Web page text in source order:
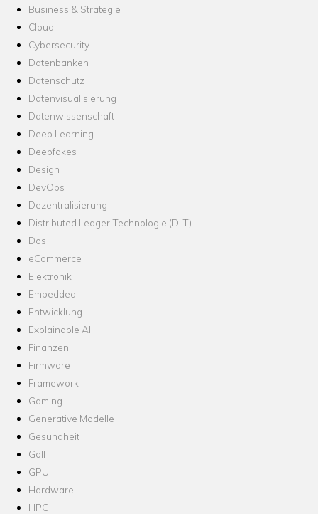
Business & Strategie
Cloud
Cybersecurity
Datenbanken
Datenschutz
Datenvisualisierung
Datenwissenschaft
Deep Learning
Deepfakes
Design
DevOps
Dezentralisierung
Distributed Ledger Technologie (DLT)
Dos
eCommerce
Elektronik
Embedded
Entwicklung
Explainable AI
Finanzen
Firmware
Framework
Gaming
Generative Modelle
Gesundheit
Golf
GPU
Hardware
HPC